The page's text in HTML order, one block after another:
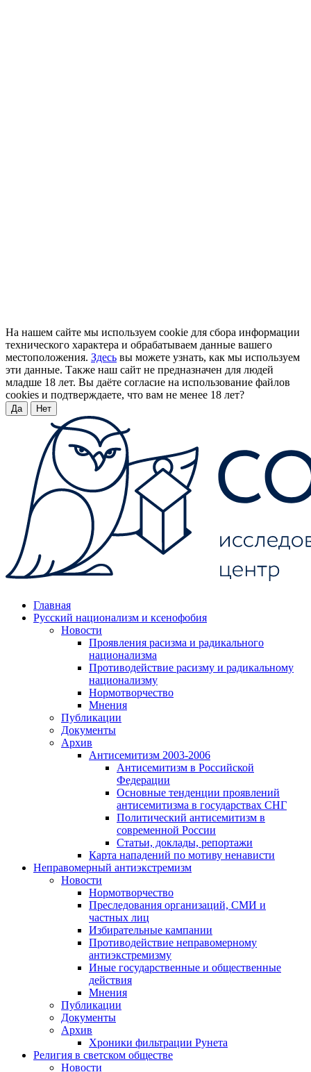
На нашем сайте мы используем cookie для сбора информации
технического характера и обрабатываем данные вашего
местоположения. Здесь вы можете узнать, как мы используем
эти данные. Также наш сайт не предназначен для людей
младше 18 лет. Вы даёте согласие на использование файлов
cookies и подтверждаете, что вам не менее 18 лет?
Да Нет
Главная
Русский национализм и ксенофобия
Новости
Проявления расизма и радикального
национализма
Противодействие расизму и радикальному
национализму
Нормотворчество
Мнения
Публикации
Документы
Архив
Антисемитизм 2003-2006
Антисемитизм в Российской
Федерации
Основные тенденции проявлений
антисемитизма в государствах СНГ
Политический антисемитизм в
современной России
Статьи, доклады, репортажи
Карта нападений по мотиву ненависти
Неправомерный антиэкстремизм
Новости
Нормотворчество
Преследования организаций, СМИ и
частных лиц
Избирательные кампании
Противодействие неправомерному
антиэкстремизму
Иные государственные и общественные
действия
Мнения
Публикации
Документы
Архив
Хроники фильтрации Рунета
Религия в светском обществе
Новости